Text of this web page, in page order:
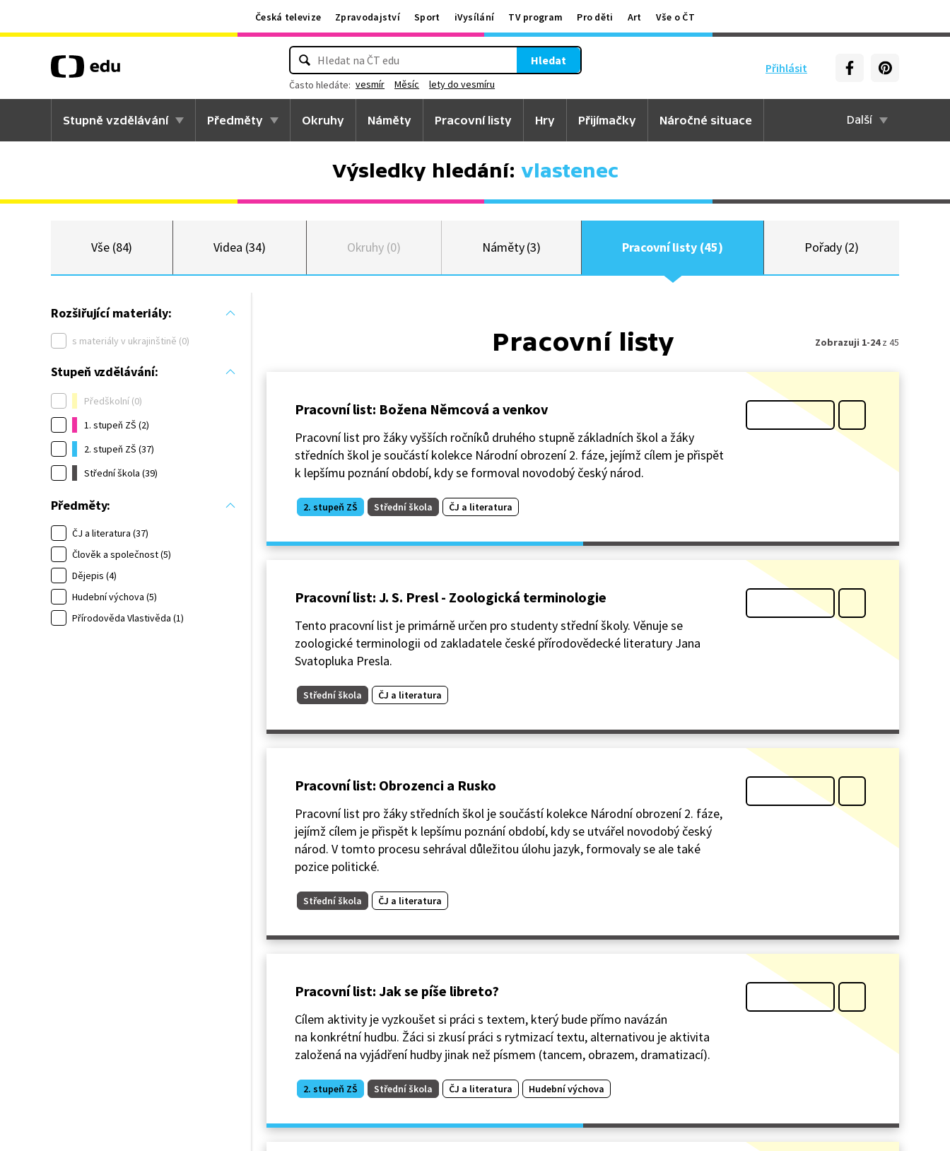
Česká televize Zpravodajství Sport iVysílání TV program Pro děti Art Vše o ČT
Přihlásit
Hledat
Často hledáte: vesmír Měsíc lety do vesmíru
Stupně vzdělávání Předměty Okruhy Náměty Pracovní listy Hry Přijímačky Náročné situace Další
Výsledky hledání: vlastenec
Vše (84) Videa (34) Okruhy (0) Náměty (3) Pracovní listy (45) Pořady (2)
Rozšiřující materiály:
s materiály v ukrajinštině (0)
Stupeň vzdělávání:
Předškolní (0)
1. stupeň ZŠ (2)
2. stupeň ZŠ (37)
Střední škola (39)
Předměty:
ČJ a literatura (37)
Člověk a společnost (5)
Dějepis (4)
Hudební výchova (5)
Přírodověda Vlastivěda (1)
Pracovní listy Zobrazuji 1-24z 45
Pracovní list: Božena Němcová a venkov
Pracovní list pro žáky vyšších ročníků druhého stupně základních škol a žáky
středních škol je součástí kolekce Národní obrození 2. fáze, jejímž cílem je přispět
k lepšímu poznání období, kdy se formoval novodobý český národ.
2. stupeň ZŠ Střední škola ČJ a literatura
Pracovní list: J. S. Presl - Zoologická terminologie
Tento pracovní list je primárně určen pro studenty střední školy. Věnuje se
zoologické terminologii od zakladatele české přírodovědecké literatury Jana
Svatopluka Presla.
Střední škola ČJ a literatura
Pracovní list: Obrozenci a Rusko
Pracovní list pro žáky středních škol je součástí kolekce Národní obrození 2. fáze,
jejímž cílem je přispět k lepšímu poznání období, kdy se utvářel novodobý český
národ. V tomto procesu sehrával důležitou úlohu jazyk, formovaly se ale také
pozice politické.
Střední škola ČJ a literatura
Pracovní list: Jak se píše libreto?
Cílem aktivity je vyzkoušet si práci s textem, který bude přímo navázán
na konkrétní hudbu. Žáci si zkusí práci s rytmizací textu, alternativou je aktivita
založená na vyjádření hudby jinak než písmem (tancem, obrazem, dramatizací).
2. stupeň ZŠ Střední škola ČJ a literatura Hudební výchova